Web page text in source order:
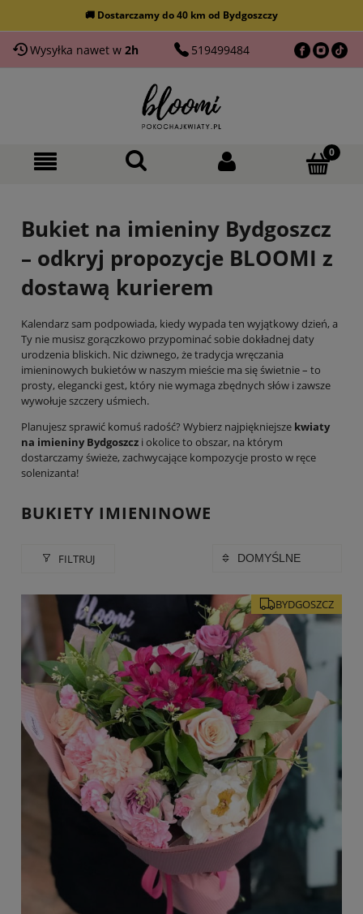
🌸 NAJWIĘKSZY wybór kwiatów w Bydgoszczy
Wysyłka nawet w 2h 519499484
Bukiet na imieniny Bydgoszcz
– odkryj propozycje BLOOMI z
dostawą kurierem
Kalendarz sam podpowiada, kiedy wypada ten wyjątkowy dzień, a
Ty nie musisz gorączkowo przypominać sobie dokładnej daty
urodzenia bliskich. Nic dziwnego, że tradycja wręczania
imieninowych bukietów w naszym mieście ma się świetnie – to
prosty, elegancki gest, który nie wymaga zbędnych słów i zawsze
wywołuje szczery uśmiech.
Planujesz sprawić komuś radość? Wybierz najpiękniejsze kwiaty
na imieniny Bydgoszcz i okolice to obszar, na którym
dostarczamy świeże, zachwycające kompozycje prosto w ręce
solenizanta!
BUKIETY IMIENINOWE
FILTRUJ
BYDGOSZCZ